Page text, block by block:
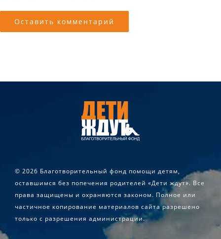
© 2026 Благотворительный фонд помощи детям,
оставшимся без попечения родителей «Дети ждут». Все
права защищены и охраняются законом. Полное или
частичное копирование материалов сайта разрешено
только с разрешения администрации.